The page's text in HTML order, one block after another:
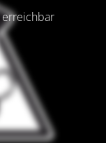
erreichbar